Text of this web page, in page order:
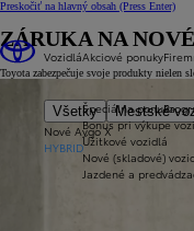
Preskočiť na hlavný obsah (Press Enter)
Vozidlá
Všetky Mestské
Nové Aygo X
HYBRID
Akciové ponuky
Špeciálna ponuka
Bonus pri výkupe
Úžitkové vozidlá
Nové (skladové)
Jazdené a
ZÁRUKA NA
Toyota zabezpečuje svoje produkty